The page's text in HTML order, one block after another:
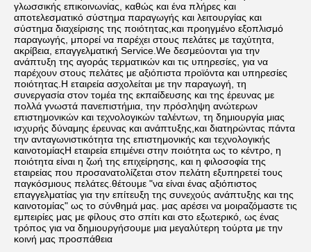
γλωσσικής επικοινωνίας, καθώς και ένα πλήρες και
αποτελεσματικό σύστημα παραγωγής και λειτουργίας και
σύστημα διαχείρισης της ποιότητας,και προηγμένο εξοπλισμό
παραγωγής, μπορεί να παρέχει στους πελάτες με ταχύτητα,
ακρίβεια, επαγγελματική Service.We δεσμεύονται για την
ανάπτυξη της αγοράς τερματικών και τις υπηρεσίες, για να
παρέχουν στους πελάτες με αξιόπιστα προϊόντα και υπηρεσίες
ποιότητας.Η εταιρεία ασχολείται με την παραγωγή, τη
συνεργασία στον τομέα της εκπαίδευσης και της έρευνας με
πολλά γνωστά πανεπιστήμια, την πρόσληψη ανώτερων
επιστημονικών και τεχνολογικών ταλέντων, τη δημιουργία μιας
ισχυρής δύναμης έρευνας και ανάπτυξης,και διατηρώντας πάντα
την ανταγωνιστικότητα της επιστημονικής και τεχνολογικής
καινοτομίαςΗ εταιρεία επιμένει στην ποιότητα ως το κέντρο, η
ποιότητα είναι η ζωή της επιχείρησης, και η φιλοσοφία της
εταιρείας που προσανατολίζεται στον πελάτη εξυπηρετεί τους
παγκόσμιους πελάτες.θέτουμε "να είναι ένας αξιόπιστος
επαγγελματίας για την επίτευξη της συνεχούς ανάπτυξης και της
καινοτομίας" ως το σύνθημά μας. μας αρέσει να μοιραζόμαστε τις
εμπειρίες μας με φίλους στο σπίτι και στο εξωτερικό, ως ένας
τρόπος για να δημιουργήσουμε μια μεγαλύτερη τούρτα με την
κοινή μας προσπάθεια